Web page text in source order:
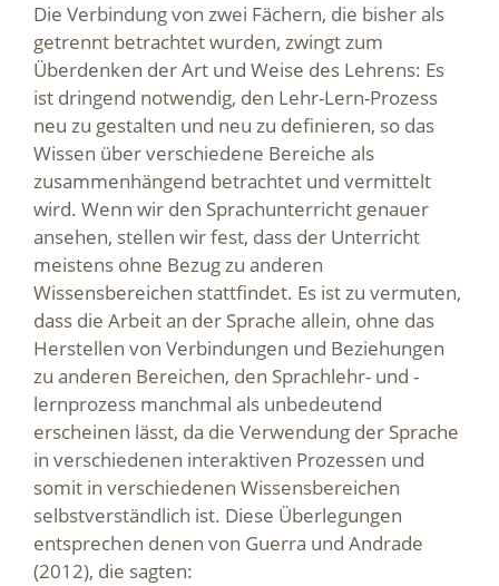
Die Verbindung von zwei Fächern, die bisher als
getrennt betrachtet wurden, zwingt zum
Überdenken der Art und Weise des Lehrens: Es
ist dringend notwendig, den Lehr-Lern-Prozess
neu zu gestalten und neu zu definieren, so das
Wissen über verschiedene Bereiche als
zusammenhängend betrachtet und vermittelt
wird. Wenn wir den Sprachunterricht genauer
ansehen, stellen wir fest, dass der Unterricht
meistens ohne Bezug zu anderen
Wissensbereichen stattfindet. Es ist zu vermuten,
dass die Arbeit an der Sprache allein, ohne das
Herstellen von Verbindungen und Beziehungen
zu anderen Bereichen, den Sprachlehr- und -
lernprozess manchmal als unbedeutend
erscheinen lässt, da die Verwendung der Sprache
in verschiedenen interaktiven Prozessen und
somit in verschiedenen Wissensbereichen
selbstverständlich ist. Diese Überlegungen
entsprechen denen von Guerra und Andrade
(2012), die sagten: